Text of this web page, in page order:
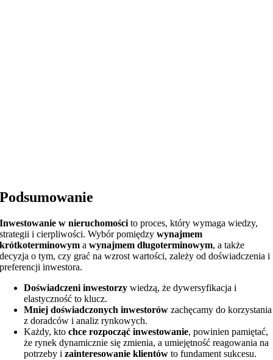
Podsumowanie
Inwestowanie w nieruchomości to proces, który wymaga wiedzy,
strategii i cierpliwości. Wybór pomiędzywynajmem
krótkoterminowym awynajmem długoterminowym, a także
decyzja o tym, czy grać na wzrost wartości, zależy od doświadczenia i
preferencji inwestora.
Doświadczeni inwestorzy wiedzą, że dywersyfikacja i
elastyczność to klucz.
Mniej doświadczonych inwestorów zachęcamy do korzystania
z doradców i analiz rynkowych.
Każdy, ktochce rozpocząć inwestowanie, powinien pamiętać,
że rynek dynamicznie się zmienia, a umiejętność reagowania na
potrzeby izainteresowanie klientów to fundament sukcesu.